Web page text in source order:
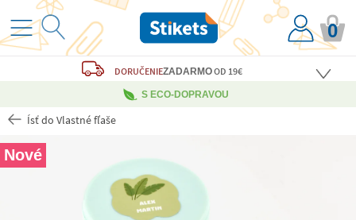
0
DORUČENIEZADARMOOD 19€
S ECO-DOPRAVOU
Ísť do Vlastné fľaše
Nové